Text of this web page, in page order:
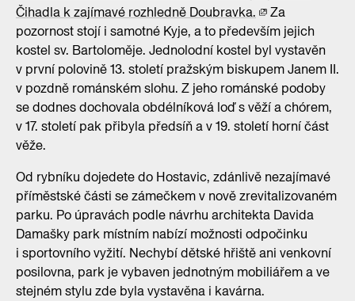
Čihadla k zajímavé rozhledně Doubravka.
Za
pozornost stojí i samotné Kyje, a to především jejich
kostel sv. Bartoloměje. Jednolodní kostel byl vystavěn
v první polovině 13. století pražským biskupem Janem II.
v pozdně románském slohu. Z jeho románské podoby
se dodnes dochovala obdélníková loď s věží a chórem,
v 17. století pak přibyla předsíň a v 19. století horní část
věže.
Od rybníku dojedete do Hostavic, zdánlivě nezajímavé
příměstské části se zámečkem v nově zrevitalizovaném
parku. Po úpravách podle návrhu architekta Davida
Damašky park místním nabízí možnosti odpočinku
i sportovního vyžití. Nechybí dětské hřiště ani venkovní
posilovna, park je vybaven jednotným mobiliářem a ve
stejném stylu zde byla vystavěna i kavárna.